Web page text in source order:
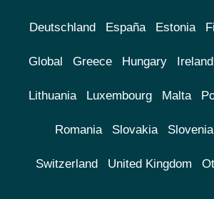
Deutschland España Estonia
Global Greece Hungary Ireland
Lithuania Luxembourg Malta
Romania Slovakia Slovenia
Switzerland United Kingdom